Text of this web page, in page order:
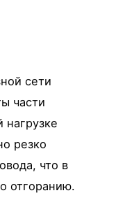
сети
части
нагрузке
резко
что в
отгоранию.